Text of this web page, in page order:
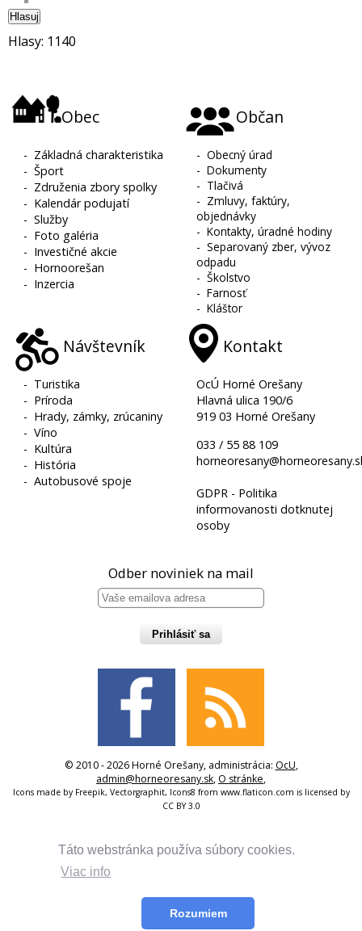
Táto webstránka používa súbory cookies.
Viac info
Rozumiem
Hlasuj
Hlasy: 1140
Obec
- Základná charakteristika
-Šport
- Združenia zbory spolky
- Kalendár podujatí
-Služby
- Foto galéria
- Investičné akcie
- Hornoorešan
- Inzercia
Občan
-Obecný úrad
-Dokumenty
- Tlačivá
- Zmluvy, faktúry,
objednávky
-Kontakty, úradné hodiny
-Separovaný zber, vývoz
odpadu
-Školstvo
-Farnosť
-Kláštor
Návštevník
- Turistika
- Príroda
- Hrady, zámky, zrúcaniny
-Víno
- Kultúra
- História
-Autobusové spoje
Kontakt
OcÚ Horné Orešany
Hlavná ulica 190/6
919 03 Horné Orešany
033 / 55 88 109
GDPR - Politika
informovanosti dotknutej
osoby
Odber noviniek na mail
Prihlásiť sa
© 2010 - 2026 Horné Orešany, administrácia: OcU,
admin@horneoresany.sk, O stránke,
Icons made by Freepik, Vectorgraphit, Icons8 from www.flaticon.com is licensed by
CC BY 3.0